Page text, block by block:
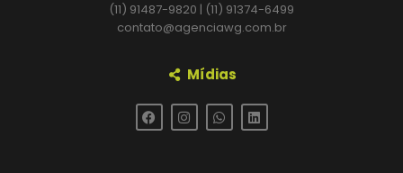
(11) 91487-9820 | (11) 91374-6499
contato@agenciawg.com.br
Mídias